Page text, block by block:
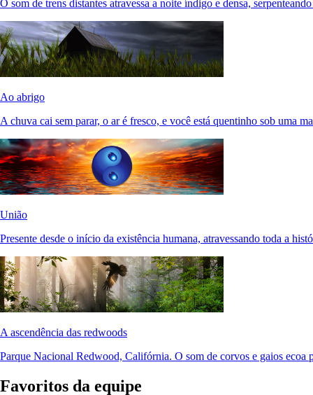
O som de trens distantes atravessa a noite índigo e densa,
Ao abrigo
A chuva cai sem parar, o ar é fresco, e você está quentinho sob uma
União
Presente desde o início da existência humana, atravessando toda a
A ascendência das redwoods
Parque Nacional Redwood, Califórnia. O som de corvos e gaios ecoa
Favoritos da equipe